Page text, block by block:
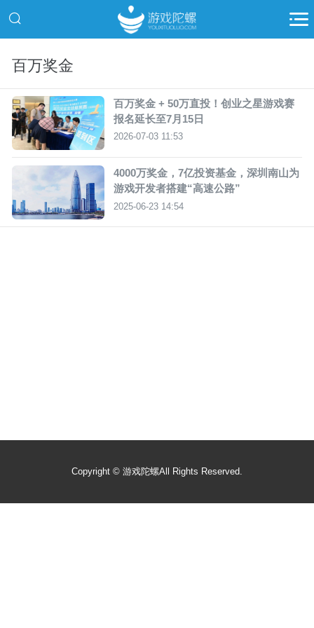
百万奖金
百万奖金 + 50万直投！创业之星游戏赛
报名延长至7月15日
2026-07-03 11:53
4000万奖金，7亿投资基金，深圳南山为
游戏开发者搭建“高速公路”
2025-06-23 14:54
Copyright © 游戏陀螺All Rights Reserved.